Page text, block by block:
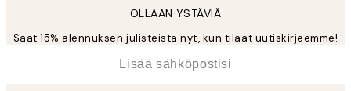
OLLAAN YSTÄVIÄ
Saat 15% alennuksen julisteista nyt, kun tilaat uutiskirjeemme!